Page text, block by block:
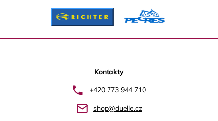
Z
Kontakty
+420 773 944 710
shop@duelle.cz